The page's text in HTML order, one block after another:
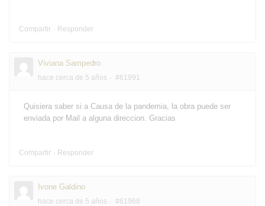
Compartir Responder
Viviana Sampedro
hace cerca de 5 años #61991
Quisiera saber si a Causa de la pandemia, la obra puede ser
enviada por Mail a alguna direccion. Gracias
Compartir Responder
Ivone Galdino
hace cerca de 5 años #61968